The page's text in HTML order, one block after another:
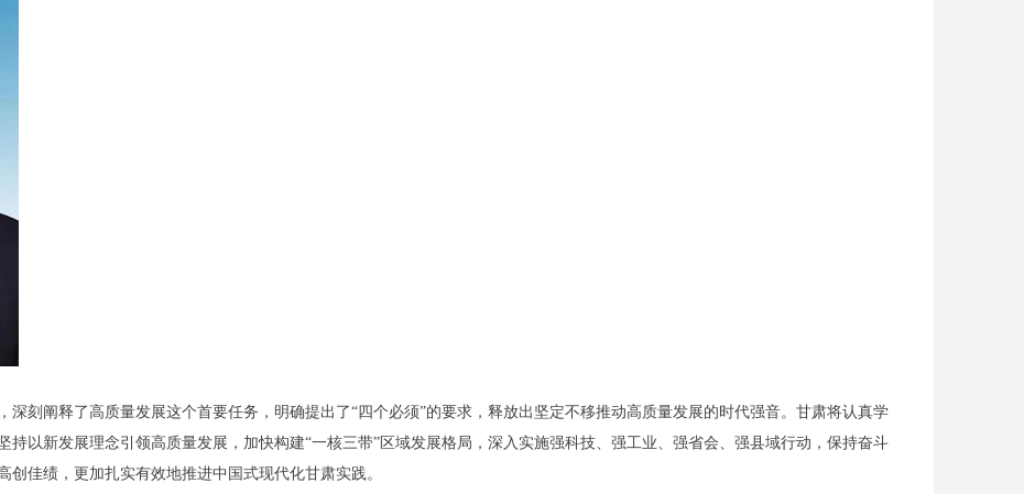
阐释了高质量发展这个首要任务，明确提出了“四个必须”的要求，释放出坚定不移推动高质量发展的时代强音。甘肃将认真学
持以新发展理念引领高质量发展，加快构建“一核三带”区域发展格局，深入实施强科技、强工业、强省会、强县域行动，保持奋斗
佳绩，更加扎实有效地推进中国式现代化甘肃实践。